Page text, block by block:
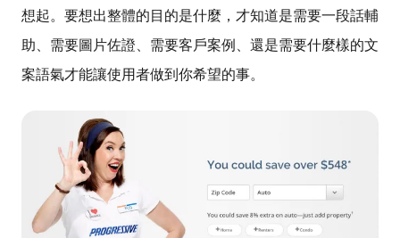
想起。要想出整體的目的是什麼，才知道是需要一段話輔
助、需要圖片佐證、需要客戶案例、還是需要什麼樣的文
案語氣才能讓使用者做到你希望的事。